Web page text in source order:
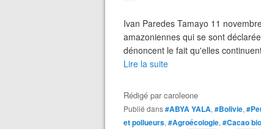
Ivan Paredes Tamayo 11
amazoniennes qui se sont
dénoncent le fait qu'elles
Lire la suite
Rédigé parcaroleone
Publié dans#ABYA YALA, #Bolivie,
et pollueurs, #Agroécologie, #Cacao